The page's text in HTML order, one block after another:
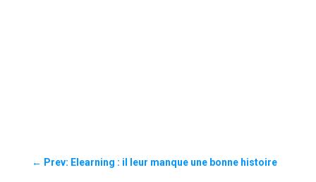
← Prev: Elearning : il leur manque une bonne histoire